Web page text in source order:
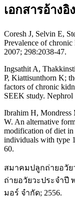
เอกสารอ้างอิง
Coresh J, Selvin E,
Prevalence of
2007; 298:2038-47.
Ingsathit A,
P, Kiattisunthorn K;
factors of chronic
SEEK study.
Ibrahim H, Mondress
W. An alternative
modification of diet in
individuals with type
60.
สมาคมปลูกถ่ายอวัย
ถ่ายอวัยวะประจำปี
มอร์ จำกัด; 2556.